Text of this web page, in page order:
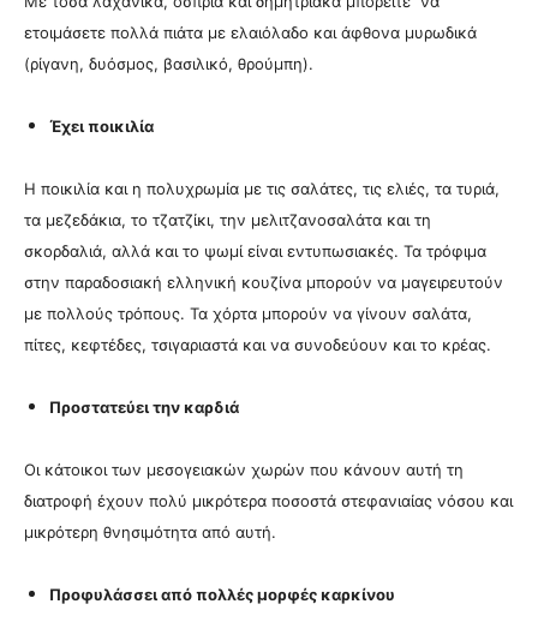
ετοιμάσετε πολλά πιάτα με ελαιόλαδο και άφθονα μυρωδικά
(ρίγανη, δυόσμος, βασιλικό, θρούμπη).
Έχει ποικιλία
Η ποικιλία και η πολυχρωμία με τις σαλάτες, τις ελιές, τα τυριά,
τα μεζεδάκια, το τζατζίκι, την μελιτζανοσαλάτα και τη
σκορδαλιά, αλλά και το ψωμί είναι εντυπωσιακές. Τα τρόφιμα
στην παραδοσιακή ελληνική κουζίνα μπορούν να μαγειρευτούν
με πολλούς τρόπους. Τα χόρτα μπορούν να γίνουν σαλάτα,
πίτες, κεφτέδες, τσιγαριαστά και να συνοδεύουν και το κρέας.
Προστατεύει την καρδιά
Οι κάτοικοι των μεσογειακών χωρών που κάνουν αυτή τη
διατροφή έχουν πολύ μικρότερα ποσοστά στεφανιαίας νόσου και
μικρότερη θνησιμότητα από αυτή.
Προφυλάσσει από πολλές μορφές καρκίνου